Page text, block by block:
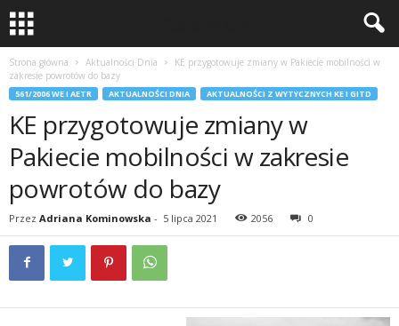
Strona główna Aktualności Dnia
KE przygotowuje zmiany w Pakiecie mobilności w
zakresie powrotów do bazy
561/2006 WE I AETR AKTUALNOŚCI DNIA AKTUALNOŚCI Z WYTYCZNYCH KE I GITD
KE przygotowuje zmiany w
Pakiecie mobilności w zakresie
powrotów do bazy
Przez Adriana Kominowska - 5 lipca 2021 2056 0